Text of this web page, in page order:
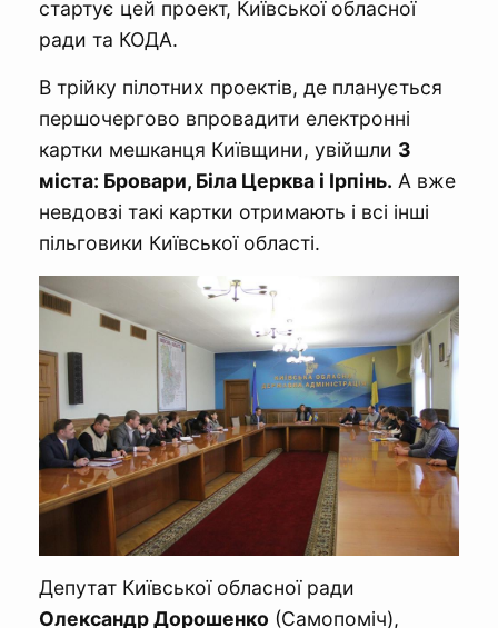
стартує цей проект, Київської обласної
ради та КОДА.
В трійку пілотних проектів, де планується
першочергово впровадити електронні
картки мешканця Київщини, увійшли 3
міста: Бровари, Біла Церква і Ірпінь. А вже
невдовзі такі картки отримають і всі інші
пільговики Київської області.
Депутат Київської обласної ради
Олександр Дорошенко (Самопоміч),